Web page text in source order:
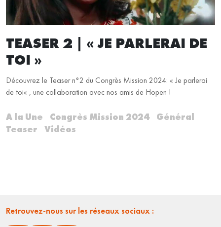
TEASER 2 | « JE PARLERAI DE
TOI »
Découvrez le Teaser n°2 du Congrès Mission 2024: « Je parlerai
de toi« , une collaboration avec nos amis de Hopen !
A la Une Congrès Mission 2024
Général
Teaser
Vidéos
Retrouvez-nous sur les réseaux sociaux :